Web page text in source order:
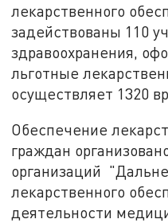
лекарственного
задействованы 110
здравоохранения,
льготные
осуществляет 1320
Обеспечение
граждан
организаций
лекарственного
деятельности